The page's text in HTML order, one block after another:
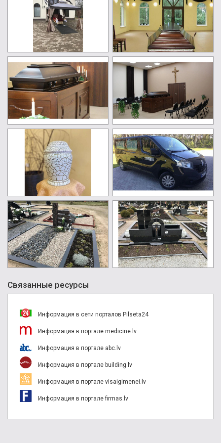
Связанные ресурсы
Информация в сети порталов Pilseta24
Информация в портале medicine.lv
Информация в портале abc.lv
Информация в портале building.lv
Информация в портале visaigimenei.lv
Информация в портале firmas.lv